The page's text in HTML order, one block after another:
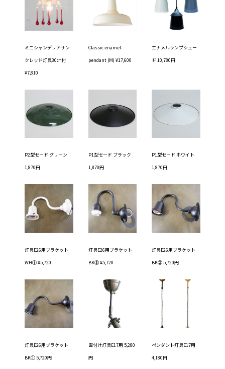
ミニシャンデリアサン
クレッド灯具30㎝付
¥7,810
Classic enamel-
pendant (M) ¥17,600
エナメルランプシェー
ド 10,780円
P2型セード グリーン
1,870円
P1型セード ブラック
1,870円
P1型セード ホワイト
1,870円
灯具E26用ブラケット
WH① ¥5,720
灯具E26用ブラケット
BK③ ¥5,720
灯具E26用ブラケット
BK② 5,720円
灯具E26用ブラケット
BK① 5,720円
直付け灯具E17用 5,280
円
ペンダント灯具E17用
4,180円